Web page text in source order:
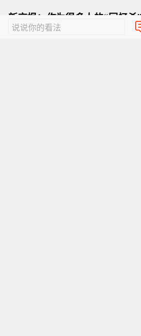
新京报：作为很多人的“回忆
剧迷说什么？
说说你的看法